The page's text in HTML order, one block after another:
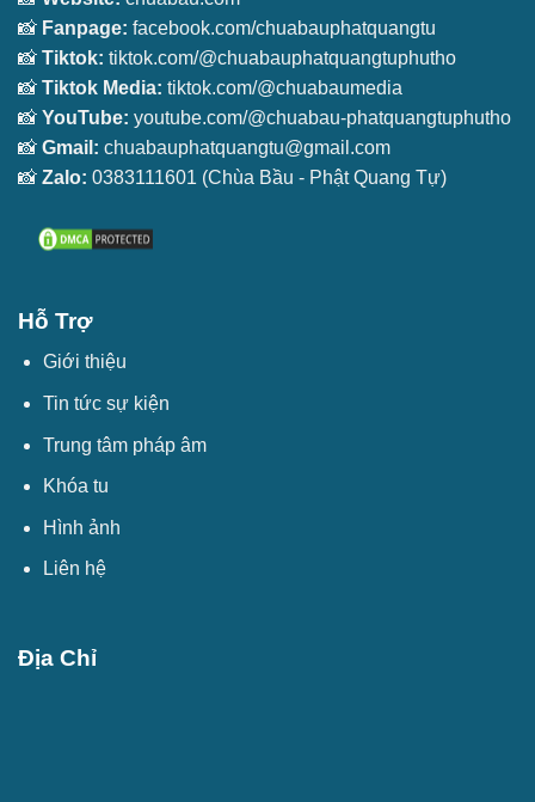
📸 Fanpage: facebook.com/chuabauphatquangtu
📸 Tiktok: tiktok.com/@chuabauphatquangtuphutho
📸 Tiktok Media: tiktok.com/@chuabaumedia
📸 YouTube: youtube.com/@chuabau-phatquangtuphutho
📸 Gmail: chuabauphatquangtu@gmail.com
📸 Zalo: 0383111601 (Chùa Bầu - Phật Quang Tự)
Hỗ Trợ
Giới thiệu
Tin tức sự kiện
Trung tâm pháp âm
Khóa tu
Hình ảnh
Liên hệ
Địa Chỉ